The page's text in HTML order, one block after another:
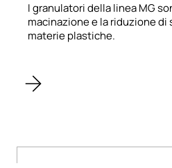
I granulatori della linea MG
macinazione e la riduzione
materie plastiche.